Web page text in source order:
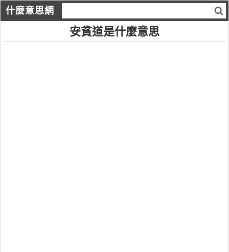
什麼意思網
安貧道是什麼意思